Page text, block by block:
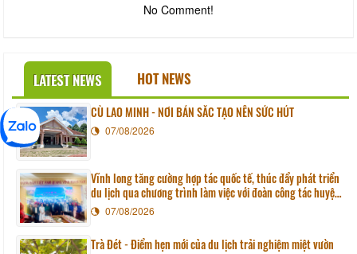
No Comment!
LATEST NEWS HOT NEWS
CÙ LAO MINH - NƠI BẢN SẮC TẠO NÊN SỨC HÚT
07/08/2026
Vĩnh long tăng cường hợp tác quốc tế, thúc đẩy phát triển
du lịch qua chương trình làm việc với đoàn công tác huyện
Sunchang (Hàn quốc)
07/08/2026
Trà Đét - Điểm hẹn mới của du lịch trải nghiệm miệt vườn